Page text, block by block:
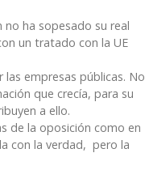
no ha sopesado su real
un tratado con la UE
las empresas públicas. No
que crecía, para su
a ello.
de la oposición como en
con la verdad, pero la